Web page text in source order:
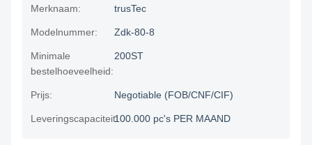
Merknaam: trusTec
Modelnummer: Zdk-80-8
Minimale
bestelhoeveelheid:
200ST
Prijs: Negotiable (FOB/CNF/CIF)
Leveringscapaciteit:100.000 pc's PER MAAND